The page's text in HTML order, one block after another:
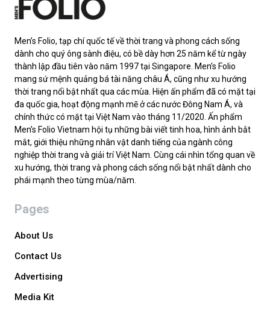
Men’s Folio, tạp chí quốc tế về thời trang và phong cách sống
dành cho quý ông sành điệu, có bề dày hơn 25 năm kể từ ngày
thành lập đầu tiên vào năm 1997 tại Singapore. Men’s Folio
mang sứ mệnh quảng bá tài năng châu Á, cũng như xu hướng
thời trang nổi bật nhất qua các mùa. Hiện ấn phẩm đã có mặt tại
đa quốc gia, hoạt động mạnh mẽ ở các nước Đông Nam Á, và
chính thức có mặt tại Việt Nam vào tháng 11/2020. Ấn phẩm
Men’s Folio Vietnam hội tụ những bài viết tinh hoa, hình ảnh bắt
mắt, giới thiệu những nhân vật danh tiếng của ngành công
nghiệp thời trang và giải trí Việt Nam. Cùng cái nhìn tổng quan về
xu hướng, thời trang và phong cách sống nổi bật nhất dành cho
phái mạnh theo từng mùa/năm.
Pages
About Us
Contact Us
Advertising
Media Kit